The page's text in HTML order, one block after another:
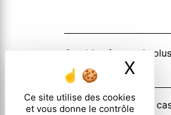
Ce site utilise des cookies
et vous donne le contrôle
X
Combien font trois
En cochant cette